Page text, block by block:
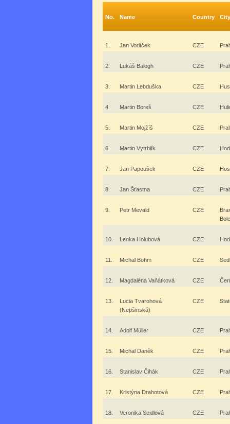
No. Name Country City
1. Jan Vorlíček CZE
2. Lukáš Balogh CZE
3. Martin Lebduška CZE
4. Martin Boreš CZE
5. Martin Mojžíš CZE
6. Martin Vytrhlík CZE
7. Jan Papoušek CZE
8. Jan Šťastna CZE
9. Petr Mevald CZE
10. Lenka Holubová CZE
11. Michal Böhm CZE
12. Magdaléna Vaňátková CZE
13.
Lucia Tvarohová
(Nepšinská)
CZE
14. Adolf Müller CZE
15. Michal Daněk CZE
16. Stanislav Čihák CZE
17. Kristýna Drahotová CZE
18. Veronika Seidlová CZE